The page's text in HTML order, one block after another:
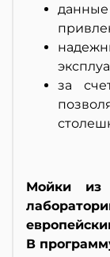
за
Мойки из
В